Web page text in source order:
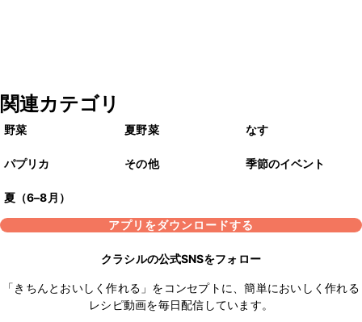
関連カテゴリ
野菜 夏野菜 なす
パプリカ その他 季節のイベント
夏（6–8月）
アプリをダウンロードする
クラシルの公式SNSをフォロー
「きちんとおいしく作れる」をコンセプトに、簡単においしく作れる
レシピ動画を毎日配信しています。